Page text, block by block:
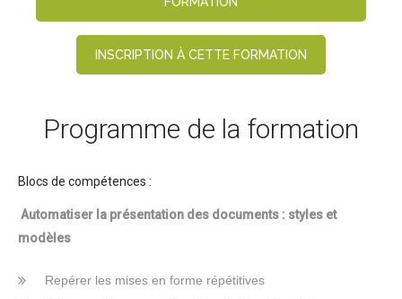
INSCRIPTION À CETTE FORMATION
Programme de la formation
Blocs de compétences :
Automatiser la présentation des documents : styles et
modèles
Repérer les mises en forme répétitives